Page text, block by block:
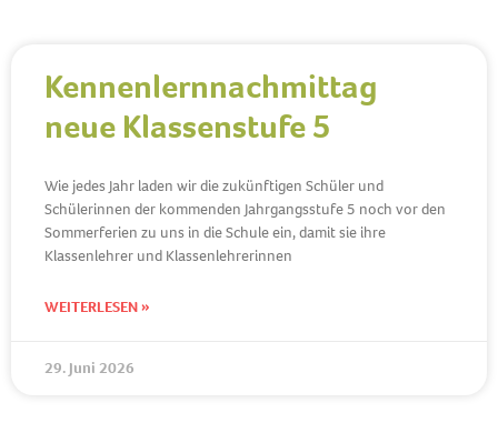
Kennenlernnachmittag
neue Klassenstufe 5
Wie jedes Jahr laden wir die zukünftigen Schüler und
Schülerinnen der kommenden Jahrgangsstufe 5 noch vor den
Sommerferien zu uns in die Schule ein, damit sie ihre
Klassenlehrer und Klassenlehrerinnen
WEITERLESEN »
29. Juni 2026